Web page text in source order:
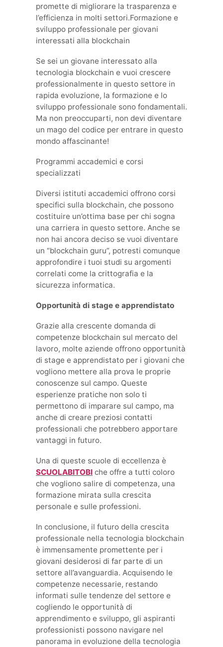
promette di migliorare la trasparenza e
l’efficienza in molti settori.Formazione e
sviluppo professionale per giovani
interessati alla blockchain
Se sei un giovane interessato alla
tecnologia blockchain e vuoi crescere
professionalmente in questo settore in
rapida evoluzione, la formazione e lo
sviluppo professionale sono fondamentali.
Ma non preoccuparti, non devi diventare
un mago del codice per entrare in questo
mondo affascinante!
Programmi accademici e corsi
specializzati
Diversi istituti accademici offrono corsi
specifici sulla blockchain, che possono
costituire un’ottima base per chi sogna
una carriera in questo settore. Anche se
non hai ancora deciso se vuoi diventare
un “blockchain guru”, potresti comunque
approfondire i tuoi studi su argomenti
correlati come la crittografia e la
sicurezza informatica.
Opportunità di stage e apprendistato
Grazie alla crescente domanda di
competenze blockchain sul mercato del
lavoro, molte aziende offrono opportunità
di stage e apprendistato per i giovani che
vogliono mettere alla prova le proprie
conoscenze sul campo. Queste
esperienze pratiche non solo ti
permettono di imparare sul campo, ma
anche di creare preziosi contatti
professionali che potrebbero apportare
vantaggi in futuro.
Una di queste scuole di eccellenza è
SCUOLABITOBI che offre a tutti coloro
che vogliono salire di competenza, una
formazione mirata sulla crescita
personale e sulle professioni.
In conclusione, il futuro della crescita
professionale nella tecnologia blockchain
è immensamente promettente per i
giovani desiderosi di far parte di un
settore all’avanguardia. Acquisendo le
competenze necessarie, restando
informati sulle tendenze del settore e
cogliendo le opportunità di
apprendimento e sviluppo, gli aspiranti
professionisti possono navigare nel
panorama in evoluzione della tecnologia